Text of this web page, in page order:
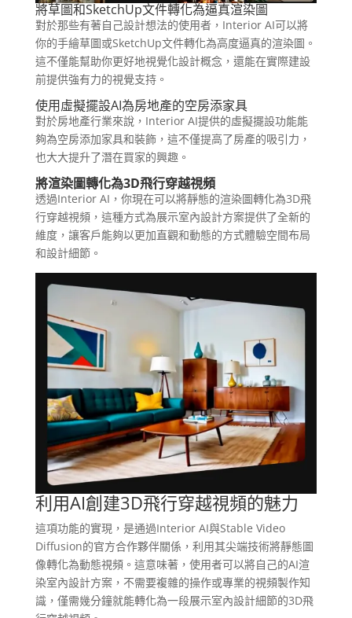
將草圖和SketchUp文件轉化為逼真渲染圖
對於那些有著自己設計想法的使用者，Interior AI可以將
你的手繪草圖或SketchUp文件轉化為高度逼真的渲染圖。
這不僅能幫助你更好地視覺化設計概念，還能在實際建設
前提供強有力的視覺支持。
使用虛擬擺設AI為房地產的空房添家具
對於房地產行業來說，Interior AI提供的虛擬擺設功能能
夠為空房添加家具和裝飾，這不僅提高了房產的吸引力，
也大大提升了潛在買家的興趣。
將渲染圖轉化為3D飛行穿越視頻
透過Interior AI，你現在可以將靜態的渲染圖轉化為3D飛
行穿越視頻，這種方式為展示室內設計方案提供了全新的
維度，讓客戶能夠以更加直觀和動態的方式體驗空間布局
和設計細節。
利用AI創建3D飛行穿越視頻的魅力
這項功能的實現，是通過Interior AI與Stable Video
Diffusion的官方合作夥伴關係，利用其尖端技術將靜態圖
像轉化為動態視頻。這意味著，使用者可以將自己的AI渲
染室內設計方案，不需要複雜的操作或專業的視頻製作知
識，僅需幾分鐘就能轉化為一段展示室內設計細節的3D飛